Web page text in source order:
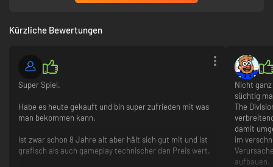
Kürzliche Bewertungen
Super Spiel.
Habe es heute gekauft und bin super zufrieden mit was
man bekommen kann.
Ist zwar schon 8 Jahre alt aber hält sich gut mit und ist
grafisch als auch gameplay technischer den Preis wert.
Nicht
süchtig
The
damit
im
aufbauen.